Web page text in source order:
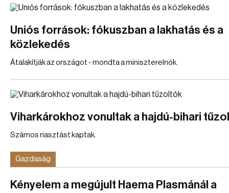
Uniós források: fókuszban a lakhatás és a
közlekedés
Átalakítják az országot - mondta a miniszterelnök.
Viharkárokhoz vonultak a hajdú-bihari
Számos riasztást kaptak.
Gazdaság
Kényelem a megújult Haema Plasmánál a